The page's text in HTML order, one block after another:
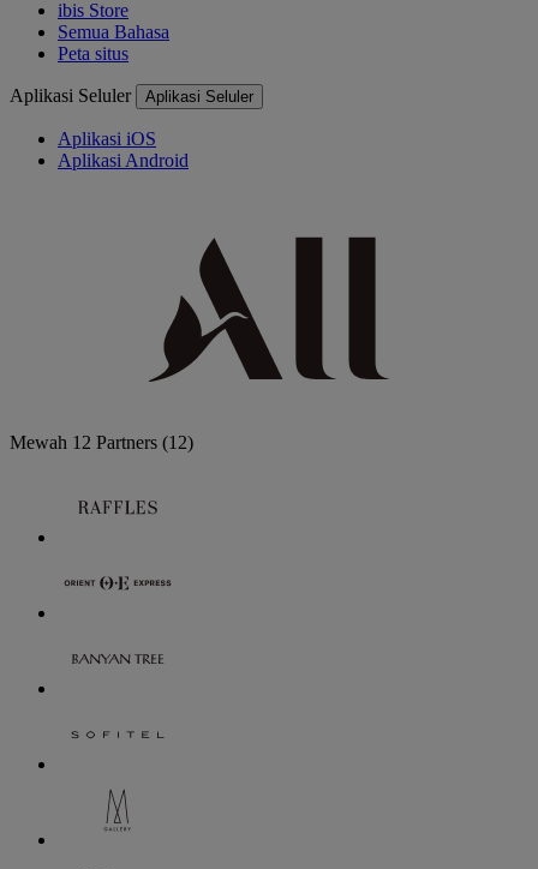
ibis Store
Semua Bahasa
Peta situs
Aplikasi Seluler Aplikasi Seluler
Aplikasi iOS
Aplikasi Android
Mewah 12 Partners (12)